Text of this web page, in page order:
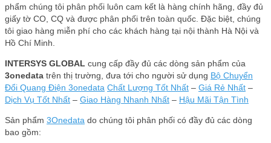
phẩm chúng tôi phân phối luôn cam kết là hàng chính hãng, đầy đủ
giấy tờ CO, CQ và được phân phối trên toàn quốc. Đặc biệt, chúng
tôi giao hàng miễn phí cho các khách hàng tại nội thành Hà Nội và
Hồ Chí Minh.
INTERSYS GLOBAL cung cấp đầy đủ các dòng sản phẩm của
3onedata trên thị trường, đưa tới cho người sử dụng Bộ Chuyển
Đổi Quang Điện 3onedata Chất Lượng Tốt Nhất – Giá Rẻ Nhất –
Dịch Vụ Tốt Nhất – Giao Hàng Nhanh Nhất – Hậu Mãi Tận Tình
Sản phẩm 3Onedata do chúng tôi phân phối có đầy đủ các dòng
bao gồm: